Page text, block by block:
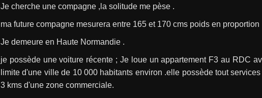
Je cherche une compagne ,la solitude me pèse .
ma future compagne mesurera entre 165 et 170 cms poids en
Je demeure en Haute Normandie .
je possède une voiture récente ; Je loue un appartement F3 au RDC
limite d'une ville de 10 000 habitants environ .elle possède tout
3 kms d'une zone commerciale.